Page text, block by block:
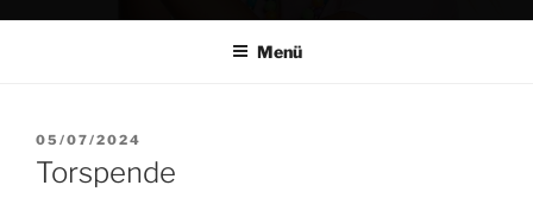
Menü
VERÖFFENTLICHT
AM
05/07/2024
Torspende